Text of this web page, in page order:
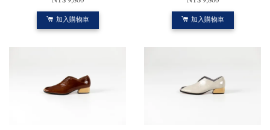
加入購物車 加入購物車